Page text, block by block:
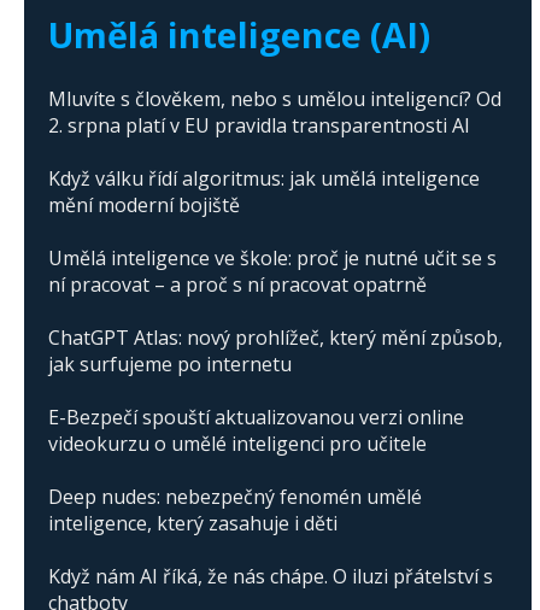
Umělá inteligence (AI)
Mluvíte s člověkem, nebo s umělou inteligencí? Od
2. srpna platí v EU pravidla transparentnosti AI
Když válku řídí algoritmus: jak umělá inteligence
mění moderní bojiště
Umělá inteligence ve škole: proč je nutné učit se s
ní pracovat – a proč s ní pracovat opatrně
ChatGPT Atlas: nový prohlížeč, který mění způsob,
jak surfujeme po internetu
E-Bezpečí spouští aktualizovanou verzi online
videokurzu o umělé inteligenci pro učitele
Deep nudes: nebezpečný fenomén umělé
inteligence, který zasahuje i děti
Když nám AI říká, že nás chápe. O iluzi přátelství s
chatboty